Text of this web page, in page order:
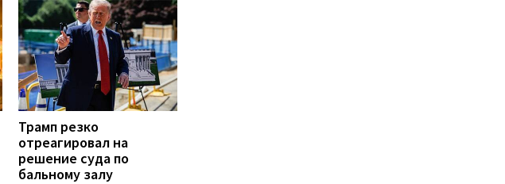
Трамп резко
отреагировал на
решение суда по
бальному залу